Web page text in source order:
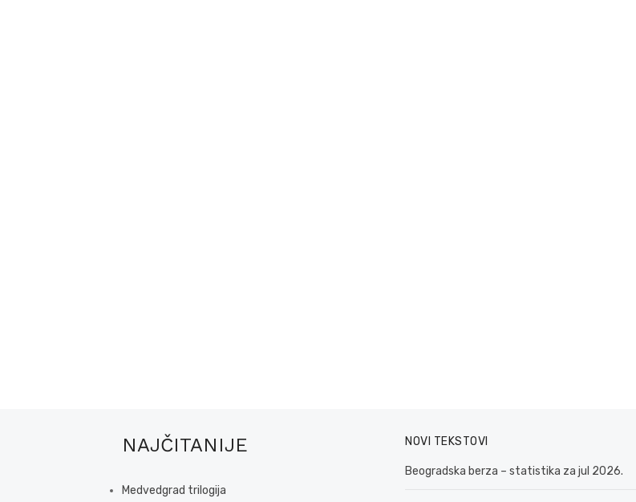
NAJČITANIJE
Medvedgrad trilogija
NOVI TEKSTOVI
Beogradska berza – statistika za jul 2026.